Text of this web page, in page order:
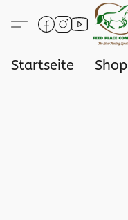
Startseite Shop